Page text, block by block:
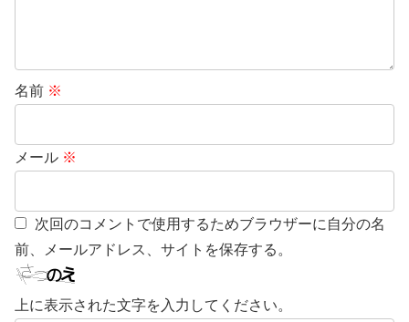
名前 ※
メール ※
次回のコメントで使用するためブラウザーに自分の名
前、メールアドレス、サイトを保存する。
上に表示された文字を入力してください。